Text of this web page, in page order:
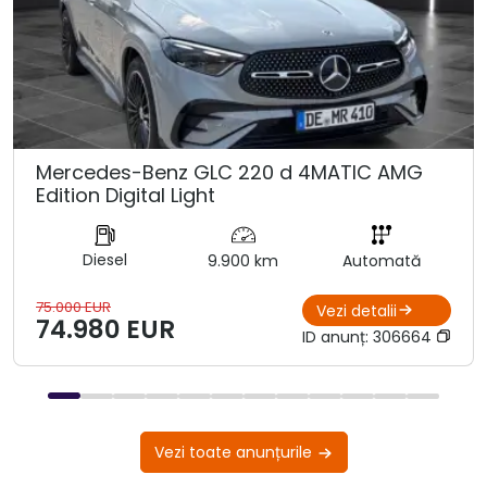
Mercedes-Benz GLC 220 d 4MATIC AMG
Edition Digital Light
Diesel 9.900 km Automată
75.000 EUR
74.980 EUR
Vezi detalii
ID anunț: 306664
Vezi toate anunțurile